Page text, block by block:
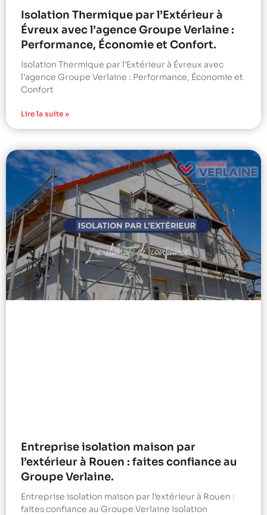
Isolation Thermique par l’Extérieur à
Évreux avec l’agence Groupe Verlaine :
Performance, Économie et Confort.
Isolation Thermique par l’Extérieur à Évreux avec
l’agence Groupe Verlaine : Performance, Économie et
Confort
Lire la suite »
Entreprise isolation maison par
l’extérieur à Rouen : faites confiance au
Groupe Verlaine.
Entreprise isolation maison par l’extérieur à Rouen :
faites confiance au Groupe Verlaine Isolation